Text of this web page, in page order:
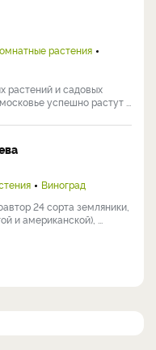
растения
растений и садовых
успешно растут ...
Виноград
24 сорта земляники,
и американской), ...